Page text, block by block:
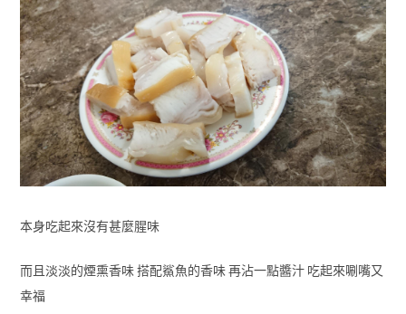
本身吃起來沒有甚麼腥味
而且淡淡的煙熏香味 搭配鯊魚的香味 再沾一點醬汁 吃起來唰嘴又
幸福